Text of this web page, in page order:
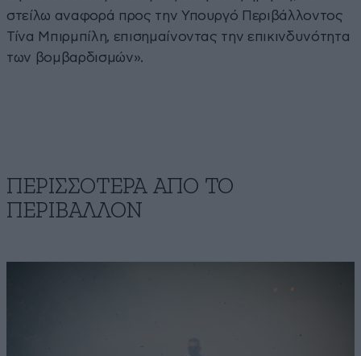
στείλω αναφορά προς την Υπουργό Περιβάλλοντος
Τίνα Μπιρμπίλη, επισημαίνοντας την επικινδυνότητα
των βομβαρδισμών».
ΠΕΡΙΣΣΟΤΕΡΑ ΑΠΟ ΤΟ
ΠΕΡΙΒΑΛΛΟΝ